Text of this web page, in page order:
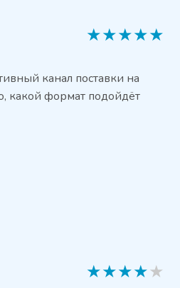
★★★★★
канал поставки на
какой формат подойдёт
★★★★★